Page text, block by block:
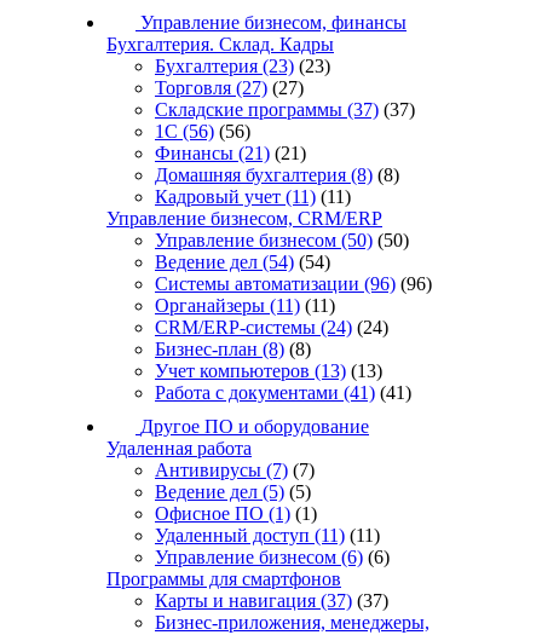
Управление бизнесом, финансы
Бухгалтерия. Склад. Кадры
Бухгалтерия (23) (23)
Торговля (27) (27)
Складские программы (37) (37)
1С (56) (56)
Финансы (21) (21)
Домашняя бухгалтерия (8) (8)
Кадровый учет (11) (11)
Управление бизнесом, CRM/ERP
Управление бизнесом (50) (50)
Ведение дел (54) (54)
Системы автоматизации (96) (96)
Органайзеры (11) (11)
CRM/ERP-системы (24) (24)
Бизнес-план (8) (8)
Учет компьютеров (13) (13)
Работа с документами (41) (41)
Другое ПО и оборудование
Удаленная работа
Антивирусы (7) (7)
Ведение дел (5) (5)
Офисное ПО (1) (1)
Удаленный доступ (11) (11)
Управление бизнесом (6) (6)
Программы для смартфонов
Карты и навигация (37) (37)
Бизнес-приложения, менеджеры,